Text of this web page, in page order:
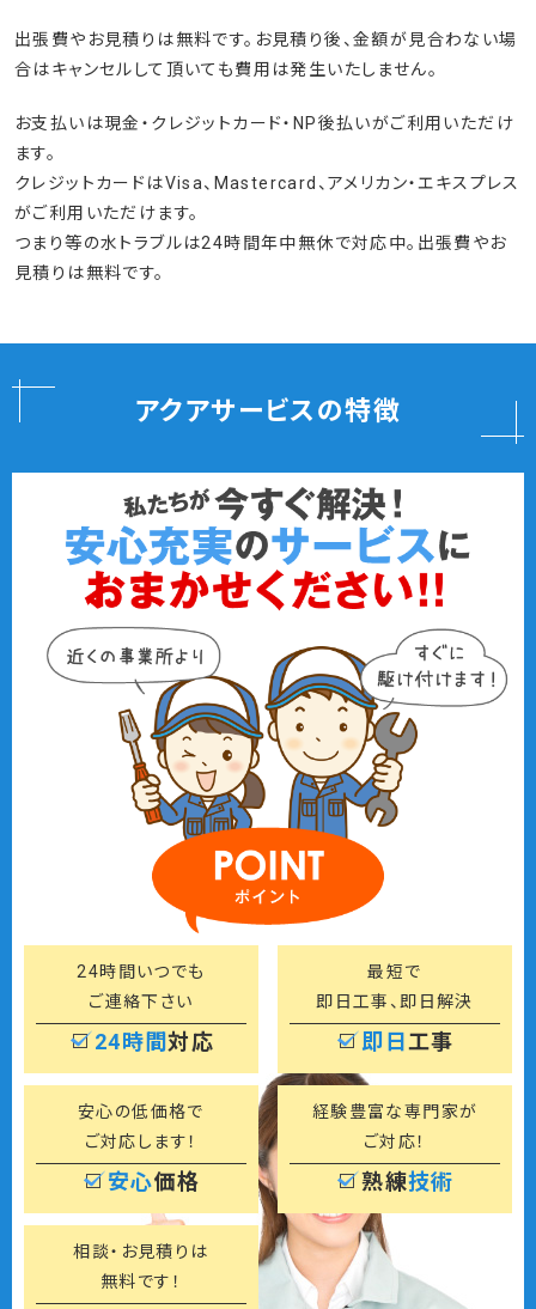
出張費やお見積りは無料です。お見積り後、金額が見合わない場
合はキャンセルして頂いても費用は発生いたしません。
お支払いは現金・クレジットカード・NP後払いがご利用いただけ
ます。
クレジットカードはVisa、Mastercard、アメリカン・エキスプレス
がご利用いただけます。
つまり等の水トラブルは24時間年中無休で対応中。出張費やお
見積りは無料です。
アクアサービスの特徴
24時間対応
24時間いつでも
ご連絡下さい
即日工事
最短で
即日工事、即日解決
安心価格
安心の低価格で
ご対応します！
熟練技術
経験豊富な専門家が
ご対応！
相談・お見積りは
無料です！